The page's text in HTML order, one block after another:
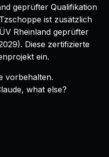
geprüfter Qualifikation
ist zusätzlich
Rheinland geprüfter
). Diese zertifizierte
ein.
vorbehalten.
what else?